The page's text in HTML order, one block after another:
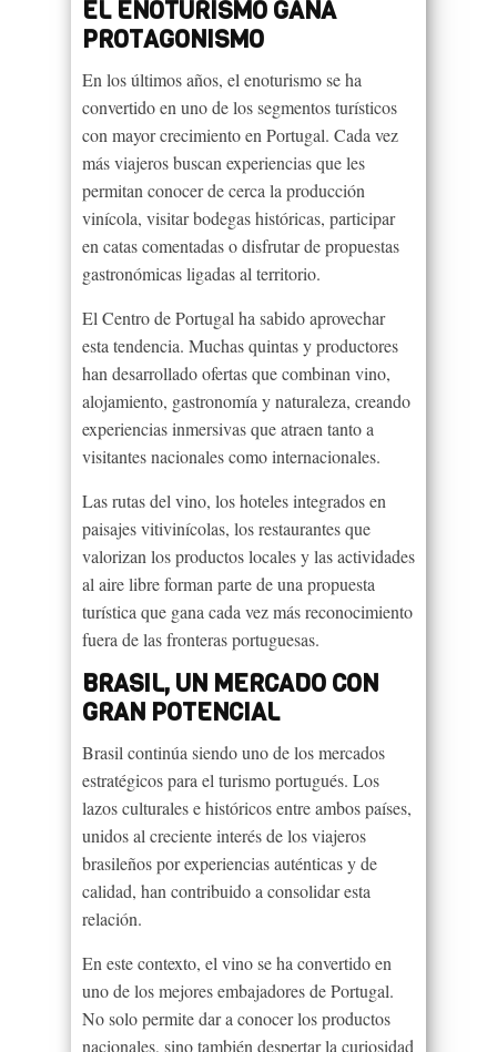
EL ENOTURISMO GANA
PROTAGONISMO
En los últimos años, el enoturismo se ha
convertido en uno de los segmentos turísticos
con mayor crecimiento en Portugal. Cada vez
más viajeros buscan experiencias que les
permitan conocer de cerca la producción
vinícola, visitar bodegas históricas, participar
en catas comentadas o disfrutar de propuestas
gastronómicas ligadas al territorio.
El Centro de Portugal ha sabido aprovechar
esta tendencia. Muchas quintas y productores
han desarrollado ofertas que combinan vino,
alojamiento, gastronomía y naturaleza, creando
experiencias inmersivas que atraen tanto a
visitantes nacionales como internacionales.
Las rutas del vino, los hoteles integrados en
paisajes vitivinícolas, los restaurantes que
valorizan los productos locales y las actividades
al aire libre forman parte de una propuesta
turística que gana cada vez más reconocimiento
fuera de las fronteras portuguesas.
BRASIL, UN MERCADO CON
GRAN POTENCIAL
Brasil continúa siendo uno de los mercados
estratégicos para el turismo portugués. Los
lazos culturales e históricos entre ambos países,
unidos al creciente interés de los viajeros
brasileños por experiencias auténticas y de
calidad, han contribuido a consolidar esta
relación.
En este contexto, el vino se ha convertido en
uno de los mejores embajadores de Portugal.
No solo permite dar a conocer los productos
nacionales, sino también despertar la curiosidad